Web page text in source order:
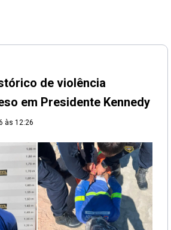
de violência
em Presidente Kennedy
às 12:26